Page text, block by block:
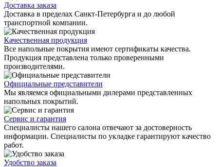
Доставка заказа
Доставка в пределах Санкт-Петербурга и до любой
транспортной компании.
Качественная продукция
Все напольные покрытия имеют сертификаты качества.
Продукция представлена только проверенными
производителями.
Официальные представители
Мы являемся официальными дилерами представленных
напольных покрытий.
Сервис и гарантия
Специалисты нашего салона отвечают за достоверность
информации. Специалисты по укладке гарантируют качество
работ.
Удобство заказа